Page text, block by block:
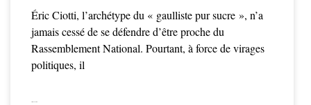
Éric Ciotti, l’archétype du « gaulliste pur sucre », n’a
jamais cessé de se défendre d’être proche du
Rassemblement National. Pourtant, à force de virages
politiques, il